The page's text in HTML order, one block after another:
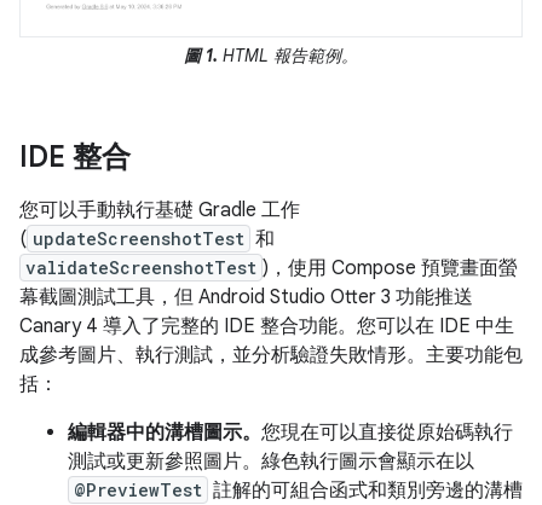
圖 1. HTML 報告範例。
IDE 整合
您可以手動執行基礎 Gradle 工作
( updateScreenshotTest 和
validateScreenshotTest )，使用 Compose 預覽畫面螢
幕截圖測試工具，但 Android Studio Otter 3 功能推送
Canary 4 導入了完整的 IDE 整合功能。您可以在 IDE 中生
成參考圖片、執行測試，並分析驗證失敗情形。主要功能包
括：
編輯器中的溝槽圖示。 您現在可以直接從原始碼執行
測試或更新參照圖片。綠色執行圖示會顯示在以
@PreviewTest 註解的可組合函式和類別旁邊的溝槽